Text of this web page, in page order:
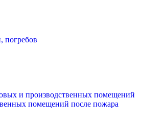
погребов
и производственных помещений
помещений после пожара